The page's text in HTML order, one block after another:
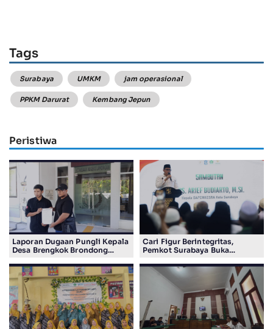
Tags
Surabaya UMKM jam operasional
PPKM Darurat Kembang Jepun
Peristiwa
Laporan Dugaan Pungli Kepala
Desa Brengkok Brondong
Lamongan
Cari Figur Berintegritas,
Pemkot Surabaya Buka
BAZNAS Periode 2026–2031